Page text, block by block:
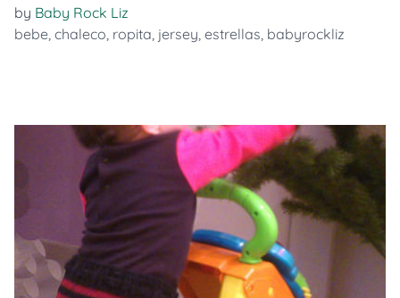
by Baby Rock Liz
bebe, chaleco, ropita, jersey, estrellas, babyrockliz